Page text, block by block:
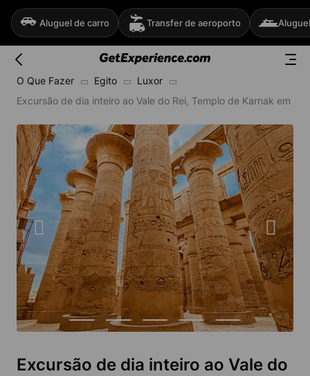
Aluguel de carro Transfer de aeroporto
O Que Fazer Egito
Luxor
Excursão de dia inteiro ao Vale do Rei, Templo de Karnak em
Excursão de dia inteiro ao Vale do